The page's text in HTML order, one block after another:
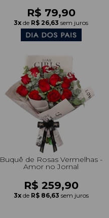
R$ 79,90
3x de R$ 26,63 sem juros
Buquê de Rosas Vermelhas -
Amor no Jornal
R$ 259,90
3x de R$ 86,63 sem juros